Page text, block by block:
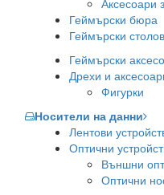
Аксесоари
Геймърски бюра
Геймърски
Геймърски
Дрехи и
Фигурки
Носители на данни
Лентови
Оптични
Външни
Оптични